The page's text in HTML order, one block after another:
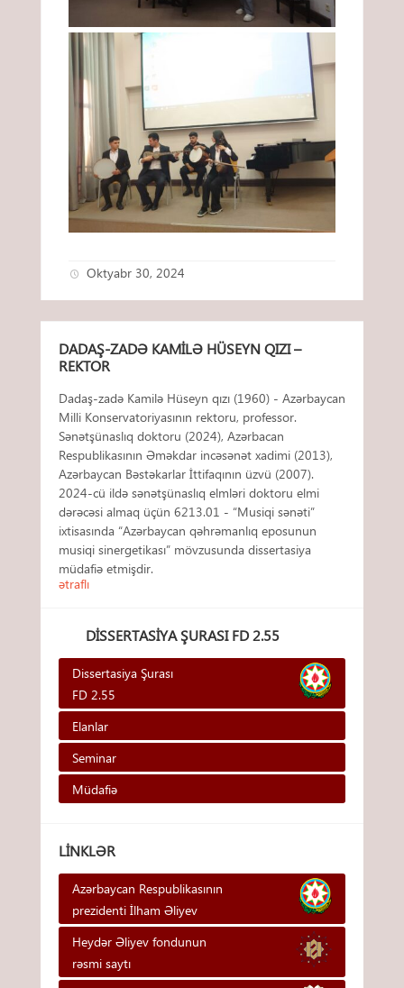
Oktyabr 30, 2024
DADAŞ-ZADƏ KAMILƏ HÜSEYN QIZI –
REKTOR
Dadaş-zadə Kamilə Hüseyn qızı (1960) - Azərbaycan
Milli Konservatoriyasının rektoru, professor.
Sənətşünaslıq doktoru (2024), Azərbacan
Respublikasının Əməkdar incəsənət xadimi (2013),
Azərbaycan Bəstəkarlar İttifaqının üzvü (2007).
2024-cü ildə sənətşünaslıq elmləri doktoru elmi
dərəcəsi almaq üçün 6213.01 - “Musiqi sənəti”
ixtisasında “Azərbaycan qəhrəmanlıq eposunun
musiqi sinergetikası” mövzusunda dissertasiya
müdafiə etmişdir.
ətraflı
DISSERTASIYA ŞURASI FD 2.55
Dissertasiya Şurası
FD 2.55
Elanlar
Seminar
Müdafiə
LINKLƏR
Azərbaycan Respublikasının
prezidenti İlham Əliyev
Heydər Əliyev fondunun
rəsmi saytı